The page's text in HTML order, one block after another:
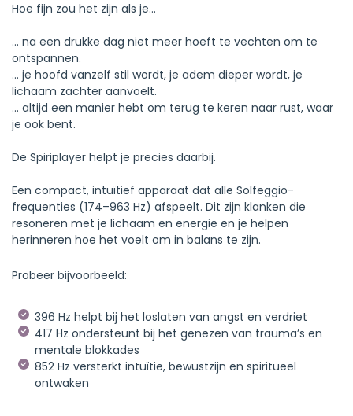
Hoe fijn zou het zijn als je…
… na een drukke dag niet meer hoeft te vechten om te
ontspannen.
… je hoofd vanzelf stil wordt, je adem dieper wordt, je
lichaam zachter aanvoelt.
… altijd een manier hebt om terug te keren naar rust, waar
je ook bent.
De Spiriplayer helpt je precies daarbij.
Een compact, intuïtief apparaat dat alle Solfeggio-
frequenties (174–963 Hz) afspeelt. Dit zijn klanken die
resoneren met je lichaam en energie en je helpen
herinneren hoe het voelt om in balans te zijn.
Probeer bijvoorbeeld:
396 Hz helpt bij het loslaten van angst en verdriet
417 Hz ondersteunt bij het genezen van trauma’s en
mentale blokkades
852 Hz versterkt intuïtie, bewustzijn en spiritueel
ontwaken